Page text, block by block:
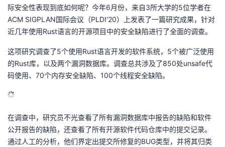
页
开
者
的
博
我
的
我
的
发
者
学
堂
我
Programs
的
持
我
际安全性表现到底如何呢？今年6月份，来自3所大学的5位学者在
ACM SIGPLAN国际会议（PLDI'20）上发表了一篇研究成果，针对
近几年使用Rust语言的开源项目中的安全缺陷进行了全面的调查。
这项研究调查了5个使用Rust语言开发的软件系统，5个被广泛使用
的Rust库，以及两个漏洞数据库。调查总共涉及了850处unsafe代
码使用、70个内存安全缺陷、100个线程安全缺陷。
在调查中，研究员不光查看了所有漏洞数据库中报告的缺陷和软件
公开报告的缺陷，还查看了所有开源软件代码仓库中的提交记录。
通过人工的分析，他们界定出提交所修复的BUG类型，并将其归类